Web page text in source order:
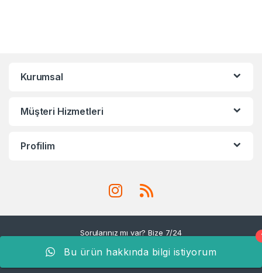
Kurumsal
Müşteri Hizmetleri
Profilim
Sorularınız mı var? Bize 7/24
+90 533 691 06 47
Bu ürün hakkında bilgi istiyorum